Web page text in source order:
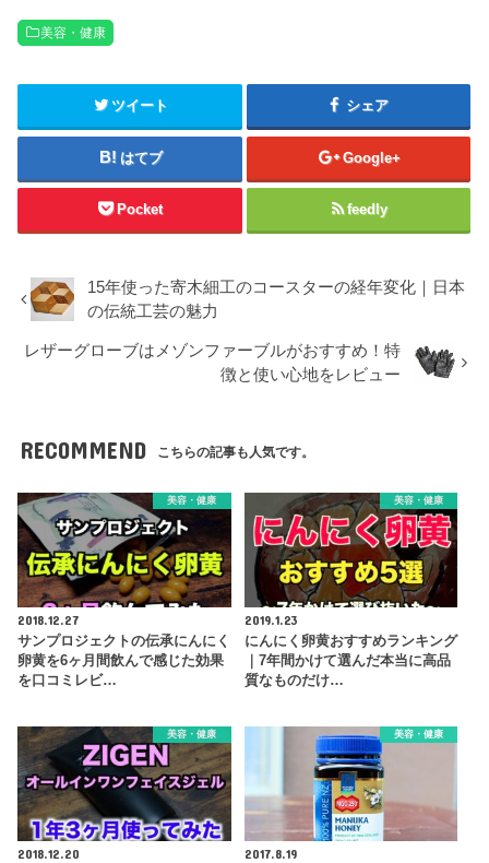
美容・健康
ツイート シェア
はてブ Google+
Pocket feedly
15年使った寄木細工のコースターの経年変化｜日本
の伝統工芸の魅力
レザーグローブはメゾンファーブルがおすすめ！特
徴と使い心地をレビュー
RECOMMEND こちらの記事も人気です。
美容・健康
2018.12.27
サンプロジェクトの伝承にんにく
卵黄を6ヶ月間飲んで感じた効果
を口コミレビ…
美容・健康
2019.1.23
にんにく卵黄おすすめランキング
｜7年間かけて選んだ本当に高品
質なものだけ…
美容・健康
2018.12.20
美容・健康
2017.8.19